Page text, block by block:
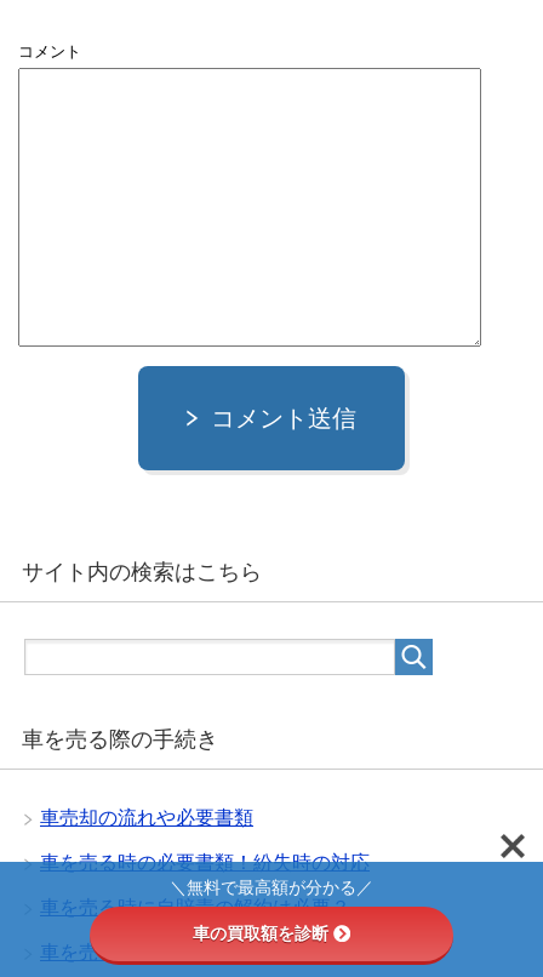
コメント
コメント送信
サイト内の検索はこちら
車を売る際の手続き
車売却の流れや必要書類
車を売る時の必要書類！紛失時の対応
車を売る時に自賠責の解約は必要？
車を売る時の税金の還付・未納の手続き
＼無料で最高額が分かる／
車の買取額を診断